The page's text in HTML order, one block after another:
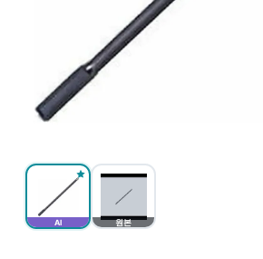
AI 원본